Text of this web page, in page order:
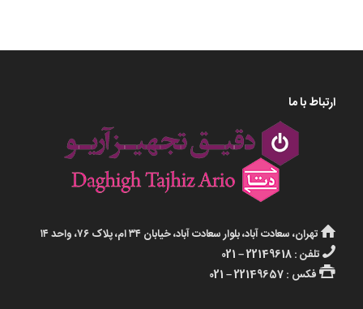
ارتباط با ما
تهران، سعادت آباد، بلوار سعادت آباد، خیابان ۳۴ ام، پلاک ۷۶، واحد ۱۴
تلفن : 22149618 – 021
فکس : 22149657 – 021